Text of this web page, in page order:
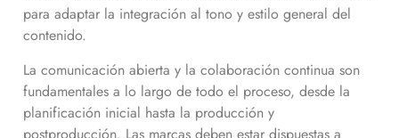
para adaptar la integración al tono y estilo general del
contenido.
La comunicación abierta y la colaboración continua son
fundamentales a lo largo de todo el proceso, desde la
planificación inicial hasta la producción y
postproducción. Las marcas deben estar dispuestas a